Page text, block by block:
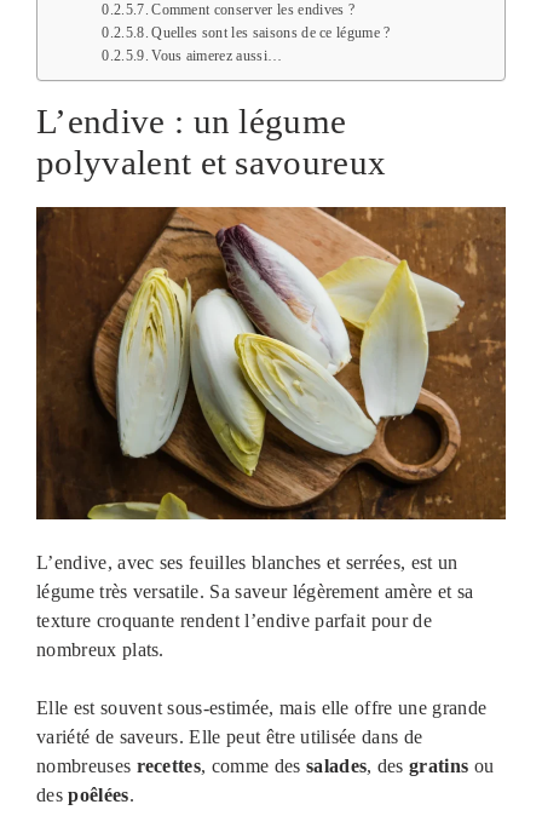
Comment conserver les endives ?
Quelles sont les saisons de ce légume ?
Vous aimerez aussi…
L’endive : un légume
polyvalent et savoureux
L’endive, avec ses feuilles blanches et serrées, est un
légume très versatile. Sa saveur légèrement amère et sa
texture croquante rendent l’endive parfait pour de
nombreux plats.
Elle est souvent sous-estimée, mais elle offre une grande
variété de saveurs. Elle peut être utilisée dans de
nombreuses recettes, comme des salades, desgratins ou
despoêlées.